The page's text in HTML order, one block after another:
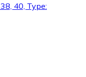
40, Type: